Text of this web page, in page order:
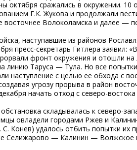
октября сражались в окружении.
Г.К. Жукова и продолжали
восточнее Волоколамска и далее —
наступавшие из районов
пресс-секретарь Гитлера заявил:
фронт окружения и отошли
линию Таруса — Тула. Но все
наступление с целью ее обхода с
угрозу прорыва в район
начать отход с северо-
складывалась к северо-
овладели городами Ржев и
С. Конев) удалось отбить попытки
Селижарово — Калинин — Волжское